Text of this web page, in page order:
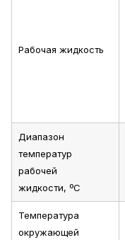
Рабочая жидкость
Диапазон
температур
рабочей
жидкости, ºС
Температура
окружающей